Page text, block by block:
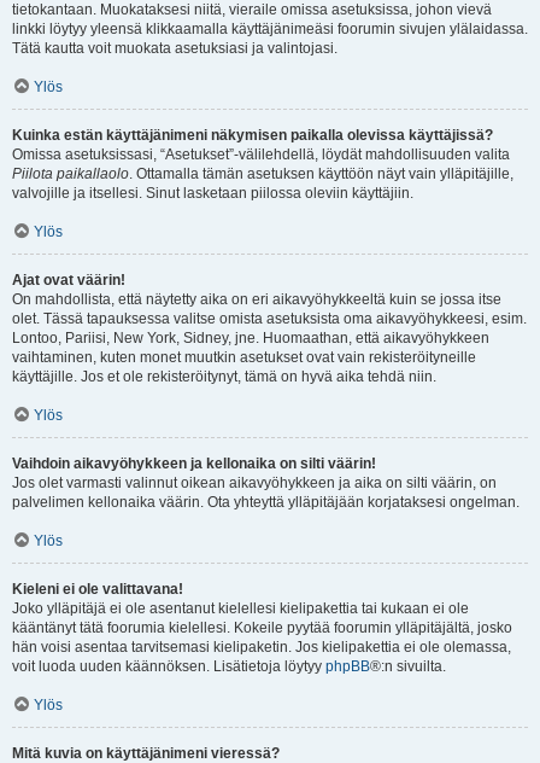
tietokantaan. Muokataksesi niitä, vieraile omissa asetuksissa, johon vievä
linkki löytyy yleensä klikkaamalla käyttäjänimeäsi foorumin sivujen ylälaidassa.
Tätä kautta voit muokata asetuksiasi ja valintojasi.
Ylös
Kuinka estän käyttäjänimeni näkymisen paikalla olevissa käyttäjissä?
Omissa asetuksissasi, “Asetukset”-välilehdellä, löydät mahdollisuuden valita
Piilota paikallaolo. Ottamalla tämän asetuksen käyttöön näyt vain ylläpitäjille,
valvojille ja itsellesi. Sinut lasketaan piilossa oleviin käyttäjiin.
Ylös
Ajat ovat väärin!
On mahdollista, että näytetty aika on eri aikavyöhykkeeltä kuin se jossa itse
olet. Tässä tapauksessa valitse omista asetuksista oma aikavyöhykkeesi, esim.
Lontoo, Pariisi, New York, Sidney, jne. Huomaathan, että aikavyöhykkeen
vaihtaminen, kuten monet muutkin asetukset ovat vain rekisteröityneille
käyttäjille. Jos et ole rekisteröitynyt, tämä on hyvä aika tehdä niin.
Ylös
Vaihdoin aikavyöhykkeen ja kellonaika on silti väärin!
Jos olet varmasti valinnut oikean aikavyöhykkeen ja aika on silti väärin, on
palvelimen kellonaika väärin. Ota yhteyttä ylläpitäjään korjataksesi ongelman.
Ylös
Kieleni ei ole valittavana!
Joko ylläpitäjä ei ole asentanut kielellesi kielipakettia tai kukaan ei ole
kääntänyt tätä foorumia kielellesi. Kokeile pyytää foorumin ylläpitäjältä, josko
hän voisi asentaa tarvitsemasi kielipaketin. Jos kielipakettia ei ole olemassa,
voit luoda uuden käännöksen. Lisätietoja löytyy phpBB®:n sivuilta.
Ylös
Mitä kuvia on käyttäjänimeni vieressä?